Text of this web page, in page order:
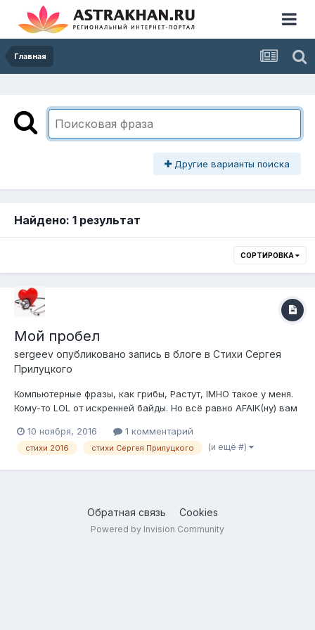
Главная
Другие варианты поиска
Найдено: 1 результат
СОРТИРОВКА
Мой пробел
sergeev опубликовано запись в блоге в Стихи Сергея
Прилуцкого
Компьютерные фразы, как грибы, Растут, IMHO такое у меня.
Кому-то LOL от искренней байды. Но всё равно AFAIK(ну) вам
трудом. Запоминаю сложновато сленг, То "Пруф", то "Трабл",
то FAQ или ЧАВО. Выискивая фичу и лайфхак, Я юзаю по сай...
10 ноября, 2016 1 комментарий
стихи 2016 стихи Сергея Прилуцкого (и ещё #)
Обратная связь Cookies
Powered by Invision Community